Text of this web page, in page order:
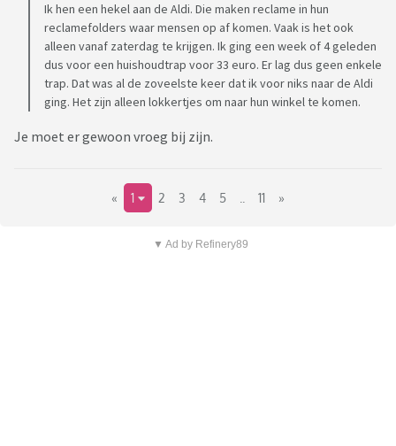
Ik hen een hekel aan de Aldi. Die maken reclame in hun
reclamefolders waar mensen op af komen. Vaak is het ook
alleen vanaf zaterdag te krijgen. Ik ging een week of 4 geleden
dus voor een huishoudtrap voor 33 euro. Er lag dus geen enkele
trap. Dat was al de zoveelste keer dat ik voor niks naar de Aldi
ging. Het zijn alleen lokkertjes om naar hun winkel te komen.
Je moet er gewoon vroeg bij zijn.
« 1 2 3 4 5 .. 11 »
▼ Ad by Refinery89